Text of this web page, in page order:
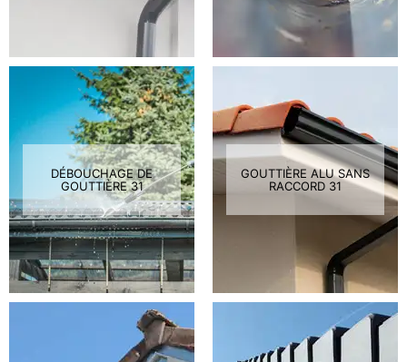
DÉBOUCHAGE DE
GOUTTIÈRE 31
GOUTTIÈRE ALU SANS
RACCORD 31